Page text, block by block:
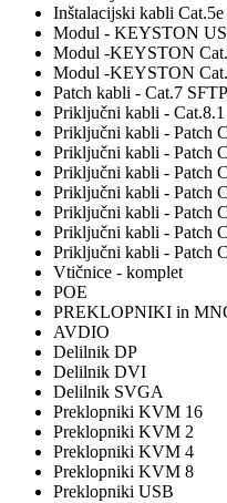
Inštalacijski kabli
Modul - KEYSTON
Modul -KEYSTON
Modul -KEYSTON
Patch kabli - Cat.7 SFTP
Priključni kabli -
Priključni kabli - Patch
Priključni kabli - Patch
Priključni kabli - Patch
Priključni kabli - Patch
Priključni kabli - Patch
Priključni kabli - Patch
Priključni kabli - Patch
Vtičnice - komplet
POE
PREKLOPNIKI in
AVDIO
Delilnik DP
Delilnik DVI
Delilnik SVGA
Preklopniki KVM 16
Preklopniki KVM 2
Preklopniki KVM 4
Preklopniki KVM 8
Preklopniki USB